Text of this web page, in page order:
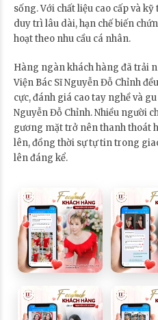
sống. Với chất liệu cao cấp và
duy trì lâu dài, hạn chế biến
hoạt theo nhu cầu cá nhân.
Hàng ngàn khách hàng đã trải
Viện Bác Sĩ Nguyễn Đỗ Chỉnh
cực, đánh giá cao tay nghề và
Nguyễn Đỗ Chỉnh. Nhiều người
gương mặt trở nên thanh thoát
lên, đồng thời sự tự tin trong
lên đáng kể.